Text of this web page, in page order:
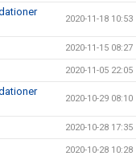
2020-11-18 10:53
2020-11-15 08:27
2020-11-05 22:05
2020-10-29 08:10
2020-10-28 17:35
2020-10-28 10:28